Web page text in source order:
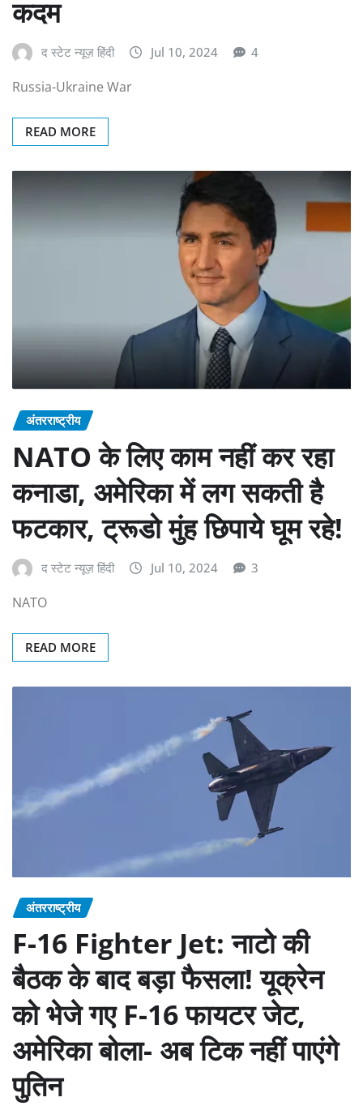
कदम
द स्टेट न्यूज़ हिंदी Jul 10, 2024 4
Russia-Ukraine War
READ MORE
अंतरराष्ट्रीय
NATO के लिए काम नहीं कर रहा
कनाडा, अमेरिका में लग सकती है
फटकार, ट्रूडो मुंह छिपाये घूम रहे!
द स्टेट न्यूज़ हिंदी Jul 10, 2024 3
NATO
READ MORE
अंतरराष्ट्रीय
F-16 Fighter Jet: नाटो की
बैठक के बाद बड़ा फैसला! यूक्रेन
को भेजे गए F-16 फायटर जेट,
अमेरिका बोला- अब टिक नहीं पाएंगे
पुतिन